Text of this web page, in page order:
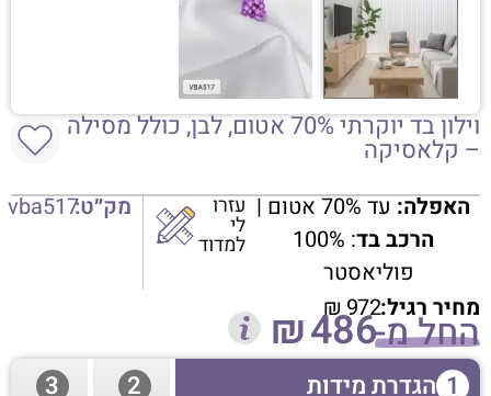
וילון בד יוקרתי 70% אטום, לבן, כולל מסילה
– קלאסיקה
האפלה:עד 70% אטום |
הרכב בד : 100%
פוליאסטר
עזרו
לי
למדוד
מק״ט:vba517
מחיר רגיל: ₪972החל מ- ₪486
1 הגדרת מידות 2
3